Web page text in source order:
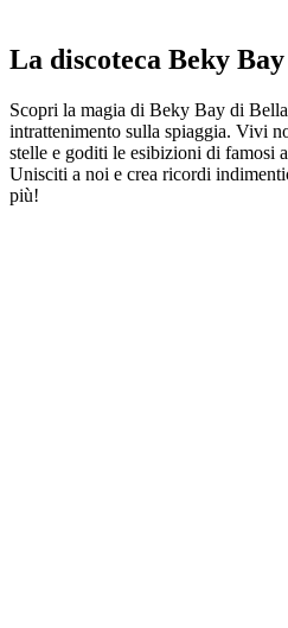
La discoteca Beky Bay
Scopri la magia di Beky Bay di
intrattenimento sulla spiaggia. Vivi
stelle e goditi le esibizioni di famosi
Unisciti a noi e crea ricordi
più!